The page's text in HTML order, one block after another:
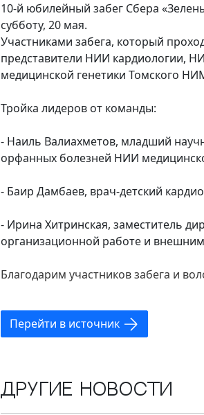
10-й юбилейный забег Сбера
субботу, 20 мая.
Участниками забега, который
представители НИИ кардиологии,
медицинской генетики Томского
Тройка лидеров от команды:
- Наиль Валиахметов, младший
орфанных болезней НИИ
- Баир Дамбаев, врач-детский
- Ирина Хитринская, заместитель
организационной работе и
Благодарим участников забега и
Перейти в источник
Другие новости